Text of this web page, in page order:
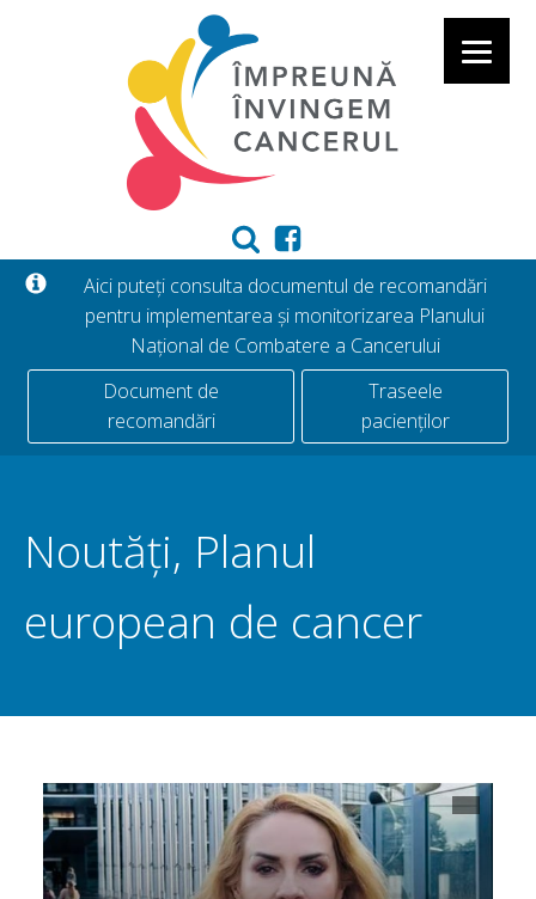
Aici puteți consulta documentul de recomandări
pentru implementarea și monitorizarea Planului
Național de Combatere a Cancerului
Document de
recomandări
Traseele
pacienților
Noutăți, Planul
european de cancer